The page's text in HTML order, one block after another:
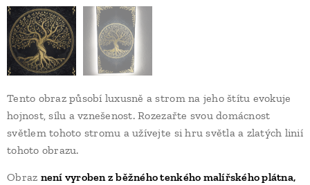
Tento obraz působí luxusně a strom na jeho štítu evokuje
hojnost, sílu a vznešenost. Rozezařte svou domácnost
světlem tohoto stromu a užívejte si hru světla a zlatých linií
tohoto obrazu.
Obraz není vyroben z běžného tenkého malířského plátna,